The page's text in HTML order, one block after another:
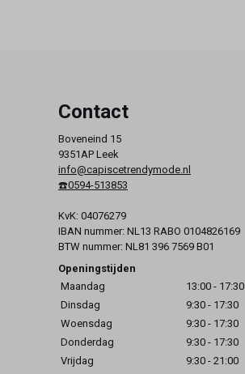
Contact
Boveneind 15
9351AP Leek
info@capiscetrendymode.nl
☎️0594-513853
KvK: 04076279
IBAN nummer: NL13 RABO 0104826169
BTW nummer: NL81 396 7569 B01
Openingstijden
Maandag
13:00 - 17:30
Dinsdag
9:30 - 17:30
Woensdag
9:30 - 17:30
Donderdag
9:30 - 17:30
Vrijdag
9:30 - 21:00